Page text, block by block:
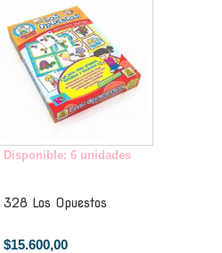
Disponible: 6 unidades
328 Los Opuestos
$15.600,00